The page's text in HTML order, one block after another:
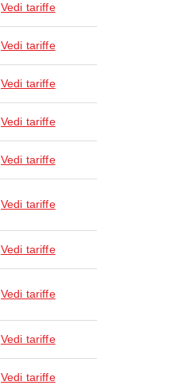
Vedi tariffe
Vedi tariffe
Vedi tariffe
Vedi tariffe
Vedi tariffe
Vedi tariffe
Vedi tariffe
Vedi tariffe
Vedi tariffe
Vedi tariffe